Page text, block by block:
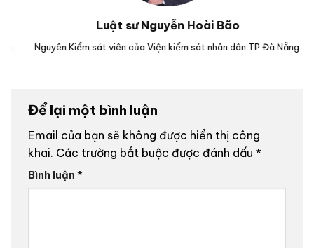
Luật sư Nguyễn Hoài Bão
Nguyên Kiểm sát viên của Viện kiểm sát nhân dân TP Đà Nẵng.
Để lại một bình luận
Email của bạn sẽ không được hiển thị công
khai. Các trường bắt buộc được đánh dấu *
Bình luận *